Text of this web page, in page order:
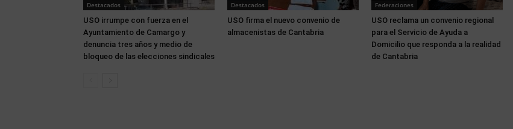
Destacados
USO irrumpe con fuerza en el
Ayuntamiento de Camargo y
denuncia tres años y medio de
bloqueo de las elecciones sindicales
Destacados
USO firma el nuevo convenio de
almacenistas de Cantabria
Federaciones
USO reclama un convenio regional
para el Servicio de Ayuda a
Domicilio que responda a la realidad
de Cantabria